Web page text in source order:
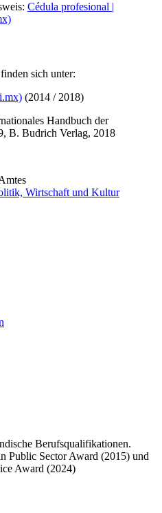
Cédula profesional |
sich unter:
(2014 / 2018)
Handbuch der
B. Budrich Verlag, 2018
Wirtschaft und Kultur
Berufsqualifikationen.
Public Sector Award (2015) und
Award (2024)